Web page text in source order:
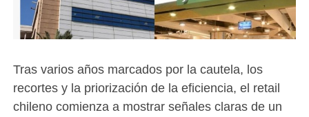
Tras varios años marcados por la cautela, los
recortes y la priorización de la eficiencia, el retail
chileno comienza a mostrar señales claras de un